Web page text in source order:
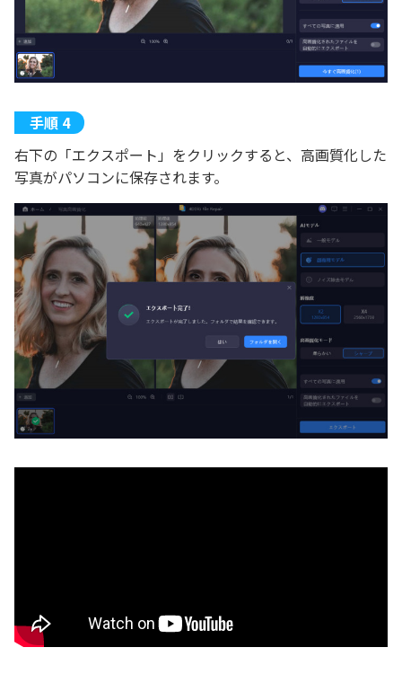
右下の「エクスポート」をクリックすると、高画質化した
写真がパソコンに保存されます。